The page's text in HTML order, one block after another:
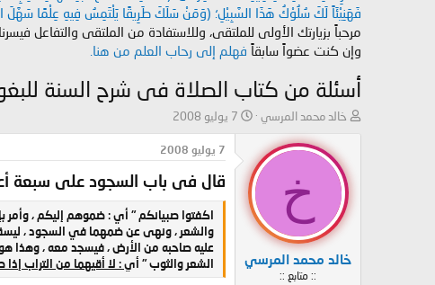
فَهَنِيْئَاً لَكَ سُلُوْكُ هَذَا السَّبِيْلِ؛ (وَمَنْ سَلَكَ طَرِيقًا يَلْتَمِسُ فِيهِ عِلْمًا سَهَّلَ
مرحباً بزيارتك الأولى للملتقى، وللاستفادة من الملتقى والتفاعل فيسرنا
وإن كنت عضواً سابقاً فهلم إلى رحاب العلم من هنا.
أسئلة من كتاب الصلاة فى شرح السنة
ب
ئ
ا
ل
م
و
و
خالد محمد المرسي
ت
ي
7 يوليو 2008
خ
خالد محمد المرسي
:: متابع ::
7 يوليو 2008
قال فى باب السجود على سبعة
اكفتوا صبيانكم " أي : ضموهم إليكم ، وأمر
والشعر ، ونهى عن ضمهما في السجود ،
عليه صاحبه من الأرض ، فيسجد معه ، وهذا
الشعر والثوب " أي: لا أقيهما من التراب إذا